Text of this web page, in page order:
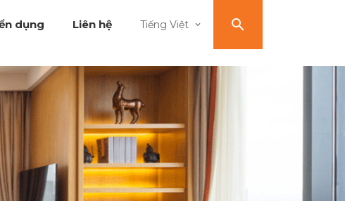
dụng Liên hệ Tiếng Việt